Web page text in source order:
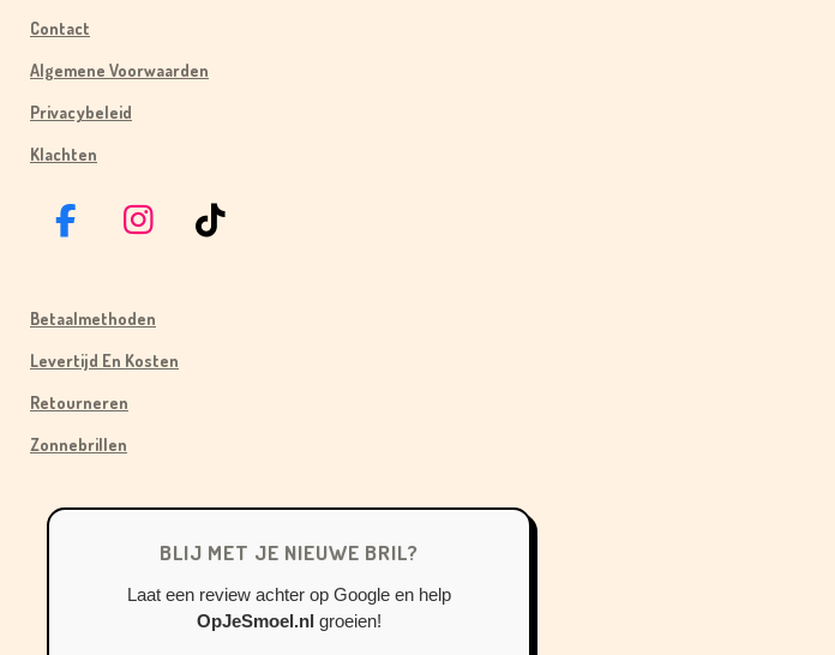
Contact
Algemene Voorwaarden
Privacybeleid
Klachten
F
E
B
O
O
I
T
A
M
T
Betaalmethoden
Levertijd En Kosten
Retourneren
Zonnebrillen
BLIJ MET JE NIEUWE BRIL?
Laat een review achter op Google en help
OpJeSmoel.nl groeien!